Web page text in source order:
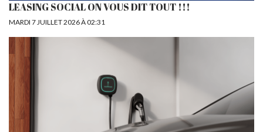
LEASING SOCIAL ON VOUS DIT TOUT !!!
MARDI 7 JUILLET 2026 À 02:31